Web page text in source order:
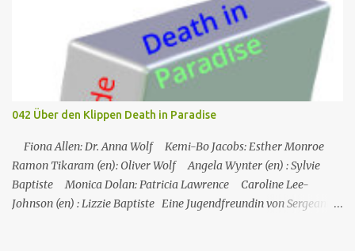
Jonas Die Serie Angie Tribeca – Sonst nichts! , welche eine
Persiflage auf verschiedene Polizei- und Krimiserien ist, wurde
erdacht vom Komiker Steve Carell und dessen Ehefrau Nancy
Walls Carell . Gastdarsteller in Staffel 2 : Busy Philipps ,Rhys
Darby , Heather Graham, Saul Rubinek und James Franco
Hauptbesetzung Rollenname Schauspieler Hauptrolle
Synchrondarsteller Det. Angela „Angie“ Tribeca Rashida Jones
1.01– Angela Wiederhut Jay Geils Hayes M...
042 Über den Klippen Death in Paradise
Fiona Allen: Dr. Anna Wolf Kemi-Bo Jacobs: Esther Monroe
Ramon Tikaram (en): Oliver Wolf Angela Wynter (en) : Sylvie
Baptiste Monica Dolan: Patricia Lawrence Caroline Lee-
Johnson (en) : Lizzie Baptiste Eine Jugendfreundin von Sergeant